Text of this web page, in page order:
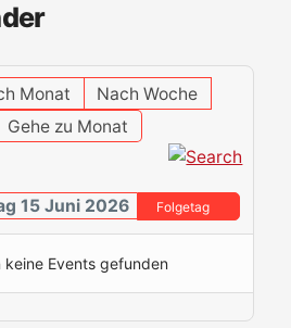
Monat
Nach Woche
Gehe zu Monat
15 Juni 2026 Folgetag
keine Events gefunden